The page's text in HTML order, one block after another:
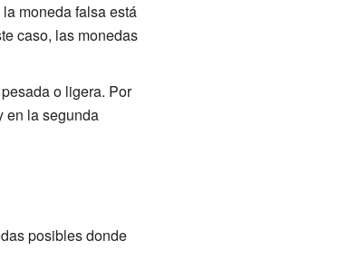
moneda falsa está
caso, las monedas
o ligera. Por
en la segunda
posibles donde